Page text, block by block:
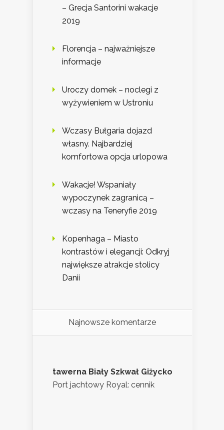
– Grecja Santorini wakacje
2019
Florencja – najważniejsze
informacje
Uroczy domek – noclegi z
wyżywieniem w Ustroniu
Wczasy Bułgaria dojazd
własny. Najbardziej
komfortowa opcja urlopowa
Wakacje! Wspaniały
wypoczynek zagranicą –
wczasy na Teneryfie 2019
Kopenhaga – Miasto
kontrastów i elegancji: Odkryj
największe atrakcje stolicy
Danii
Najnowsze komentarze
tawerna Biały Szkwał Giżycko
Port jachtowy Royal: cennik